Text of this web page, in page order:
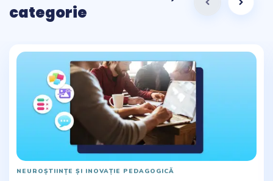
categorie
NEUROȘTIINȚE ȘI INOVAȚIE PEDAGOGICĂ